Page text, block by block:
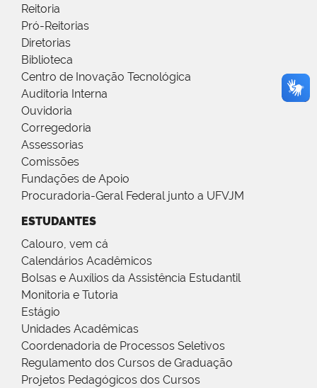
Reitoria
Pró-Reitorias
Diretorias
Biblioteca
Centro de Inovação Tecnológica
Auditoria Interna
Ouvidoria
Corregedoria
Assessorias
Comissões
Fundações de Apoio
Procuradoria-Geral Federal junto a UFVJM
ESTUDANTES
Calouro, vem cá
Calendários Acadêmicos
Bolsas e Auxílios da Assistência Estudantil
Monitoria e Tutoria
Estágio
Unidades Acadêmicas
Coordenadoria de Processos Seletivos
Regulamento dos Cursos de Graduação
Projetos Pedagógicos dos Cursos